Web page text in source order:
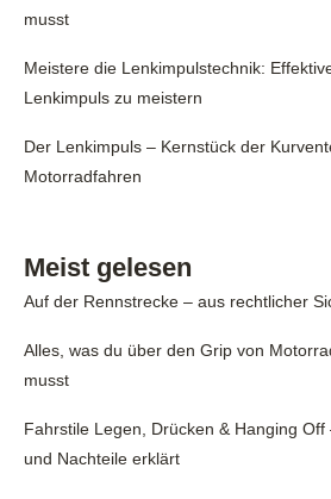
musst
Meistere die Lenkimpulstechnik:
Lenkimpuls zu meistern
Der Lenkimpuls – Kernstück der
Motorradfahren
Meist gelesen
Auf der Rennstrecke – aus rechtlicher
Alles, was du über den Grip von
musst
Fahrstile Legen, Drücken & Hanging Off
und Nachteile erklärt